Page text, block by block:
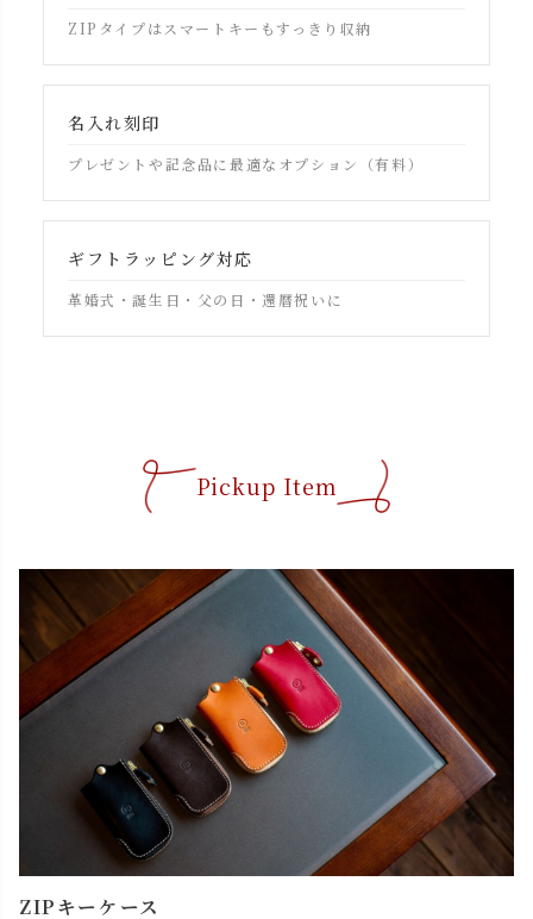
ZIPタイプはスマートキーもすっきり収納
名入れ刻印
プレゼントや記念品に最適なオプション（有料）
ギフトラッピング対応
革婚式・誕生日・父の日・還暦祝いに
Pickup Item
ZIPキーケース